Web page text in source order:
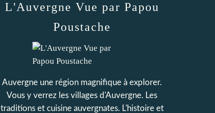
L'Auvergne Vue par Papou
Poustache
Auvergne une région magnifique à explorer.
Vous y verrez les villages d'Auvergne. Les
traditions et cuisine auvergnates. L'histoire et